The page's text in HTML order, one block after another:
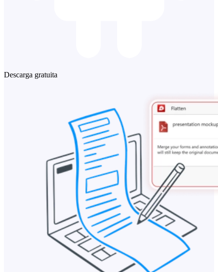
Descarga gratuita